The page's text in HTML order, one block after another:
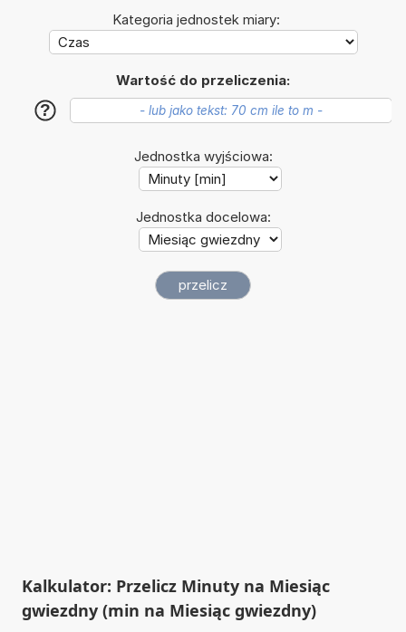
Kategoria jednostek miary:
Wartość do przeliczenia:
?
Jednostka wyjściowa:
Jednostka docelowa:
Kalkulator: Przelicz Minuty na Miesiąc
gwiezdny (min na Miesiąc gwiezdny)